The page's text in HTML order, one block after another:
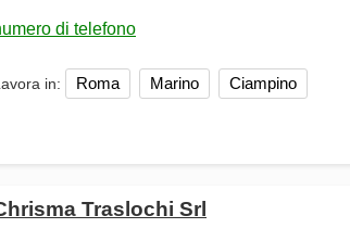
in: Roma Marino Ciampino
Traslochi Srl